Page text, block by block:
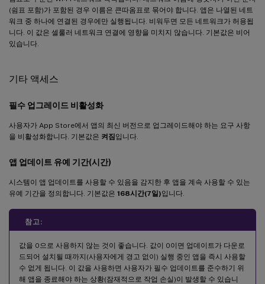
(쉼표 포함)가 포함된 경우 이름은 큰따옴표로 묶어야 합니다. 앱은 나열된 네트
워크 중 하나에 연결된 경우에만 실행됩니다. 비워두면 모든 네트워크가 허용됩
니다. 이 값은 셀룰러 네트워크 연결에 영향을 미치지 않습니다. 기본값은 비어
있습니다.
기타 액세스
필수 업그레이드 비활성화
사용자가 App Store에서 앱의 최신 버전으로 업그레이드해야 하는 요구 사항
을 비활성화합니다. 기본값은 켜짐입니다.
앱 업데이트 유예 기간(시간)
시스템이 앱 업데이트를 사용할 수 있음을 감지한 후 앱을 계속 사용할 수 있는
유예 기간을 정의합니다. 기본값은 168시간(7일)입니다.
참고:
값을 0으로 사용하지 않는 것이 좋습니다. 값이 0이면 업데이트가 다운로
드되어 설치될 때까지(사용자에게 경고 없이) 실행 중인 앱을 즉시 사용할
수 없게 됩니다. 이 값을 사용하면 사용자가 필수 업데이트를 준수하기 위
해 앱을 종료해야 하는 상황(잠재적으로 작업 손실)이 발생할 수 있습니